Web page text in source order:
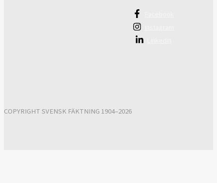
COPYRIGHT SVENSK FÄKTNING 1904–2026